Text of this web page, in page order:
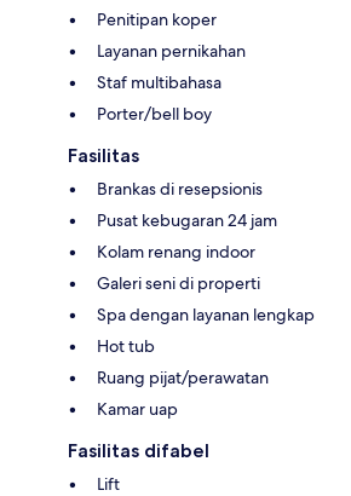
Penitipan koper
Layanan pernikahan
Staf multibahasa
Porter/bell boy
Fasilitas
Brankas di resepsionis
Pusat kebugaran 24 jam
Kolam renang indoor
Galeri seni di properti
Spa dengan layanan lengkap
Hot tub
Ruang pijat/perawatan
Kamar uap
Fasilitas difabel
Lift